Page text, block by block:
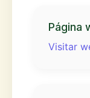
Página
Visitar